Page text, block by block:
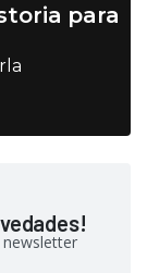
para